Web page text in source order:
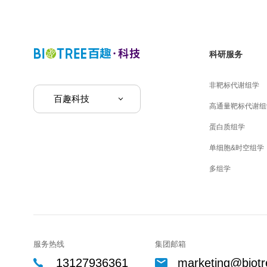
百趣科技
科研服务
非靶标代谢组学
高通量靶标代谢
蛋白质组学
单细胞&时空组学
多组学
服务热线
13127936361
集团邮箱